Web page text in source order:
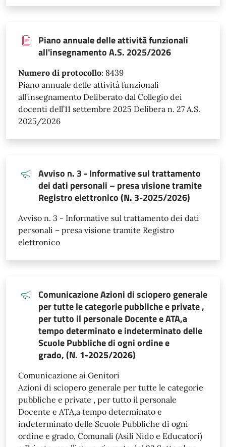
Piano annuale delle attività funzionali
all'insegnamento A.S. 2025/2026
Numero di protocollo: 8439
Piano annuale delle attività funzionali
all'insegnamento Deliberato dal Collegio dei
docenti dell’11 settembre 2025 Delibera n. 27 A.S.
2025/2026
Avviso n. 3 - Informative sul trattamento
dei dati personali – presa visione tramite
Registro elettronico (N. 3-2025/2026)
Avviso n. 3 - Informative sul trattamento dei dati
personali – presa visione tramite Registro
elettronico
Comunicazione Azioni di sciopero generale
per tutte le categorie pubbliche e private ,
per tutto il personale Docente e ATA,a
tempo determinato e indeterminato delle
Scuole Pubbliche di ogni ordine e
grado, (N. 1-2025/2026)
Comunicazione ai Genitori
Azioni di sciopero generale per tutte le categorie
pubbliche e private , per tutto il personale
Docente e ATA,a tempo determinato e
indeterminato delle Scuole Pubbliche di ogni
ordine e grado, Comunali (Asili Nido e Educatori)